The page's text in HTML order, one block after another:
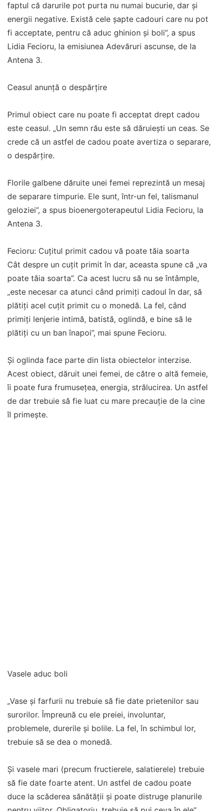
faptul că darurile pot purta nu numai bucurie, dar şi
energii negative. Există cele şapte cadouri care nu pot
fi acceptate, pentru că aduc ghinion şi boli”, a spus
Lidia Fecioru, la emisiunea Adevăruri ascunse, de la
Antena 3.
Ceasul anunţă o despărţire
Primul obiect care nu poate fi acceptat drept cadou
este ceasul. „Un semn rău este să dăruieşti un ceas. Se
crede că un astfel de cadou poate avertiza o separare,
o despărţire.
Florile galbene dăruite unei femei reprezintă un mesaj
de separare timpurie. Ele sunt, într-un fel, talismanul
geloziei”, a spus bioenergoterapeutul Lidia Fecioru, la
Antena 3.
Fecioru: Cuţitul primit cadou vă poate tăia soarta
Cât despre un cuţit primit în dar, aceasta spune că „va
poate tăia soarta”. Ca acest lucru să nu se întâmple,
„este necesar ca atunci când primiţi cadoul în dar, să
plătiţi acel cuţit primit cu o monedă. La fel, când
primiţi lenjerie intimă, batistă, oglindă, e bine să le
plătiţi cu un ban înapoi”, mai spune Fecioru.
Şi oglinda face parte din lista obiectelor interzise.
Acest obiect, dăruit unei femei, de către o altă femeie,
îi poate fura frumuseţea, energia, strălucirea. Un astfel
de dar trebuie să fie luat cu mare precauţie de la cine
îl primeşte.
Vasele aduc boli
„Vase şi farfurii nu trebuie să fie date prietenilor sau
surorilor. Împreună cu ele preiei, involuntar,
problemele, durerile şi bolile. La fel, în schimbul lor,
trebuie să se dea o monedă.
Şi vasele mari (precum fructierele, salatierele) trebuie
să fie date foarte atent. Un astfel de cadou poate
duce la scăderea sănătăţii şi poate distruge planurile